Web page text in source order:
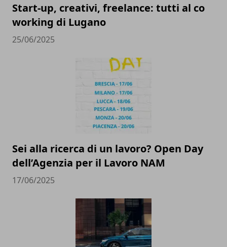
Start-up, creativi, freelance: tutti al co
working di Lugano
25/06/2025
Sei alla ricerca di un lavoro? Open Day
dell’Agenzia per il Lavoro NAM
17/06/2025